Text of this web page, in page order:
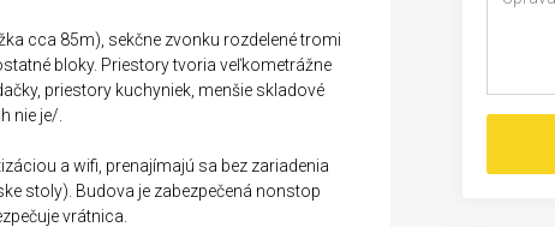
cca 85m), sekčne zvonku rozdelené tromi
bloky. Priestory tvoria veľkometrážne
priestory kuchyniek, menšie skladové
nie je/.
a wifi, prenajímajú sa bez zariadenia
stoly). Budova je zabezpečená nonstop
vrátnica.